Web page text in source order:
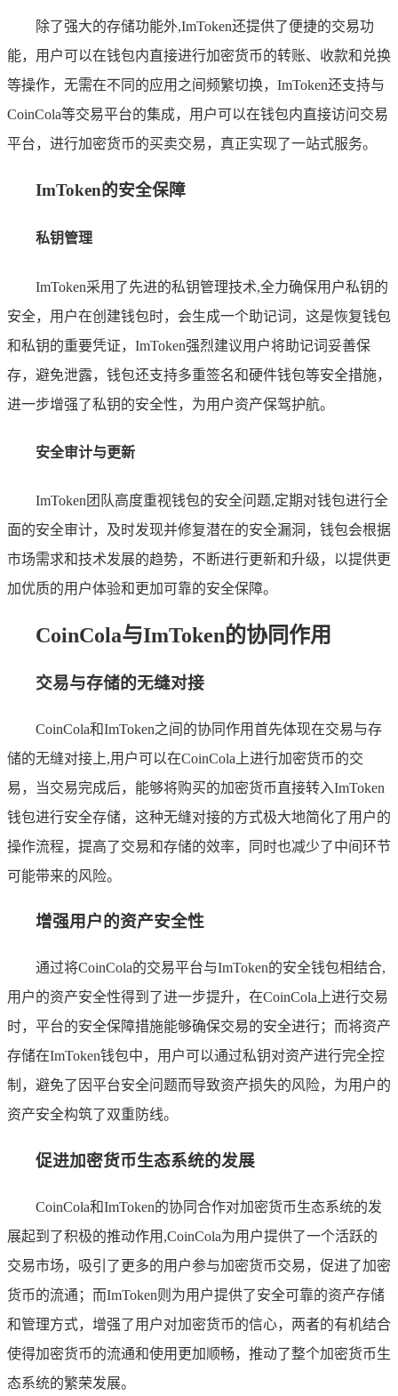
除了强大的存储功能外,ImToken还提供了便捷的交易功
能，用户可以在钱包内直接进行加密货币的转账、收款和兑换
等操作，无需在不同的应用之间频繁切换，ImToken还支持与
CoinCola等交易平台的集成，用户可以在钱包内直接访问交易
平台，进行加密货币的买卖交易，真正实现了一站式服务。
ImToken的安全保障
私钥管理
ImToken采用了先进的私钥管理技术,全力确保用户私钥的
安全，用户在创建钱包时，会生成一个助记词，这是恢复钱包
和私钥的重要凭证，ImToken强烈建议用户将助记词妥善保
存，避免泄露，钱包还支持多重签名和硬件钱包等安全措施，
进一步增强了私钥的安全性，为用户资产保驾护航。
安全审计与更新
ImToken团队高度重视钱包的安全问题,定期对钱包进行全
面的安全审计，及时发现并修复潜在的安全漏洞，钱包会根据
市场需求和技术发展的趋势，不断进行更新和升级，以提供更
加优质的用户体验和更加可靠的安全保障。
CoinCola与ImToken的协同作用
交易与存储的无缝对接
CoinCola和ImToken之间的协同作用首先体现在交易与存
储的无缝对接上,用户可以在CoinCola上进行加密货币的交
易，当交易完成后，能够将购买的加密货币直接转入ImToken
钱包进行安全存储，这种无缝对接的方式极大地简化了用户的
操作流程，提高了交易和存储的效率，同时也减少了中间环节
可能带来的风险。
增强用户的资产安全性
通过将CoinCola的交易平台与ImToken的安全钱包相结合,
用户的资产安全性得到了进一步提升，在CoinCola上进行交易
时，平台的安全保障措施能够确保交易的安全进行；而将资产
存储在ImToken钱包中，用户可以通过私钥对资产进行完全控
制，避免了因平台安全问题而导致资产损失的风险，为用户的
资产安全构筑了双重防线。
促进加密货币生态系统的发展
CoinCola和ImToken的协同合作对加密货币生态系统的发
展起到了积极的推动作用,CoinCola为用户提供了一个活跃的
交易市场，吸引了更多的用户参与加密货币交易，促进了加密
货币的流通；而ImToken则为用户提供了安全可靠的资产存储
和管理方式，增强了用户对加密货币的信心，两者的有机结合
使得加密货币的流通和使用更加顺畅，推动了整个加密货币生
态系统的繁荣发展。